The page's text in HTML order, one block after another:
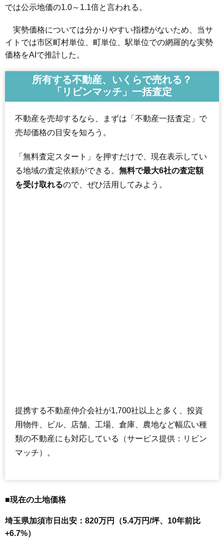
では公示地価の1.0～1.1倍と言われる。
実勢価格については分かりやすい指標がないため、当サ
イトでは市区町村単位、町単位、駅単位での網羅的な実勢
価格をAIで推計した。
所有する不動産、いくらで売れる？
「リビンマッチ」一括査定
不動産を売却するなら、まずは「不動産一括査定」で
売却価格の目安を知ろう。
「無料査定スタート」を押すだけで、現在表示してい
る地域の査定依頼ができる。 無料で最大6社の査定額
を受け取れるので、ぜひ活用してみよう。
提携する不動産仲介会社が1,700社以上と多く、投資
用物件、ビル、店舗、工場、倉庫、農地など幅広い種
類の不動産にも対応している（サービス提供：リビン
マッチ）。
■現在の土地価格
埼玉県加須市日出安：820万円（5.4万円/坪、10年前比
+6.7%）